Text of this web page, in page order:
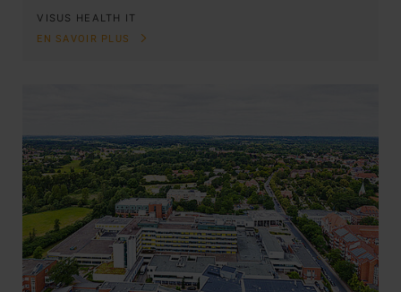
VISUS HEALTH IT
EN SAVOIR PLUS